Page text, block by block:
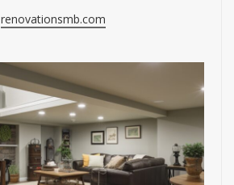
renovationsmb.com